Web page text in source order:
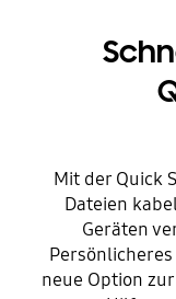
Mit der Quick
Dateien
Geräten
neue Option